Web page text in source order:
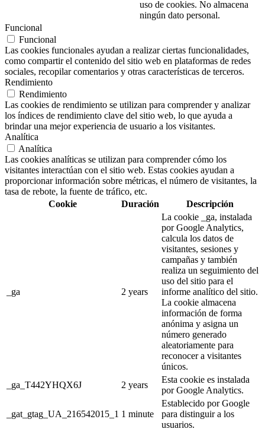
uso de cookies. No almacena
ningún dato personal.
Funcional
Funcional
Las cookies funcionales ayudan a realizar ciertas funcionalidades,
como compartir el contenido del sitio web en plataformas de redes
sociales, recopilar comentarios y otras características de terceros.
Rendimiento
Rendimiento
Las cookies de rendimiento se utilizan para comprender y analizar
los índices de rendimiento clave del sitio web, lo que ayuda a
brindar una mejor experiencia de usuario a los visitantes.
Analítica
Analítica
Las cookies analíticas se utilizan para comprender cómo los
visitantes interactúan con el sitio web. Estas cookies ayudan a
proporcionar información sobre métricas, el número de visitantes, la
tasa de rebote, la fuente de tráfico, etc.
Cookie
Duración Descripción
_ga 2 years
La cookie _ga, instalada
por Google Analytics,
calcula los datos de
visitantes, sesiones y
campañas y también
realiza un seguimiento del
uso del sitio para el
informe analítico del sitio.
La cookie almacena
información de forma
anónima y asigna un
número generado
aleatoriamente para
reconocer a visitantes
únicos.
_ga_T442YHQX6J
2 years
Esta cookie es instalada
por Google Analytics.
_gat_gtag_UA_216542015_1 1 minute
Establecido por Google
para distinguir a los
usuarios.